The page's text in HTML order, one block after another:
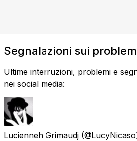
Segnalazioni sui
Ultime interruzioni, problemi e
nei social media:
Lucienneh Grimaudj